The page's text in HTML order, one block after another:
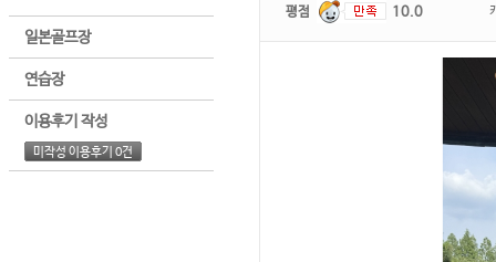
일본골프장
연습장
이용후기 작성
미작성 이용후기 0건
평점 10.0